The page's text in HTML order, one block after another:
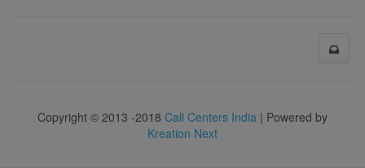
Copyright © 2013 -2018 Call Centers India | Powered by
Kreation Next